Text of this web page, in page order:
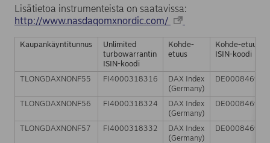
Lisätietoa instrumenteista on saatavissa:
http://www.nasdaqomxnordic.com/
Kaupankäyntitunnus
Unlimited
turbowarrantin
ISIN-koodi
Kohde-
etuus
Kohde-etuuden
ISIN-koodi
TLONGDAXNONF55 FI4000318316
DAX Index
(Germany)
TLONGDAXNONF56 FI4000318324
DAX Index
(Germany)
TLONGDAXNONF57 FI4000318332
DAX Index
(Germany)